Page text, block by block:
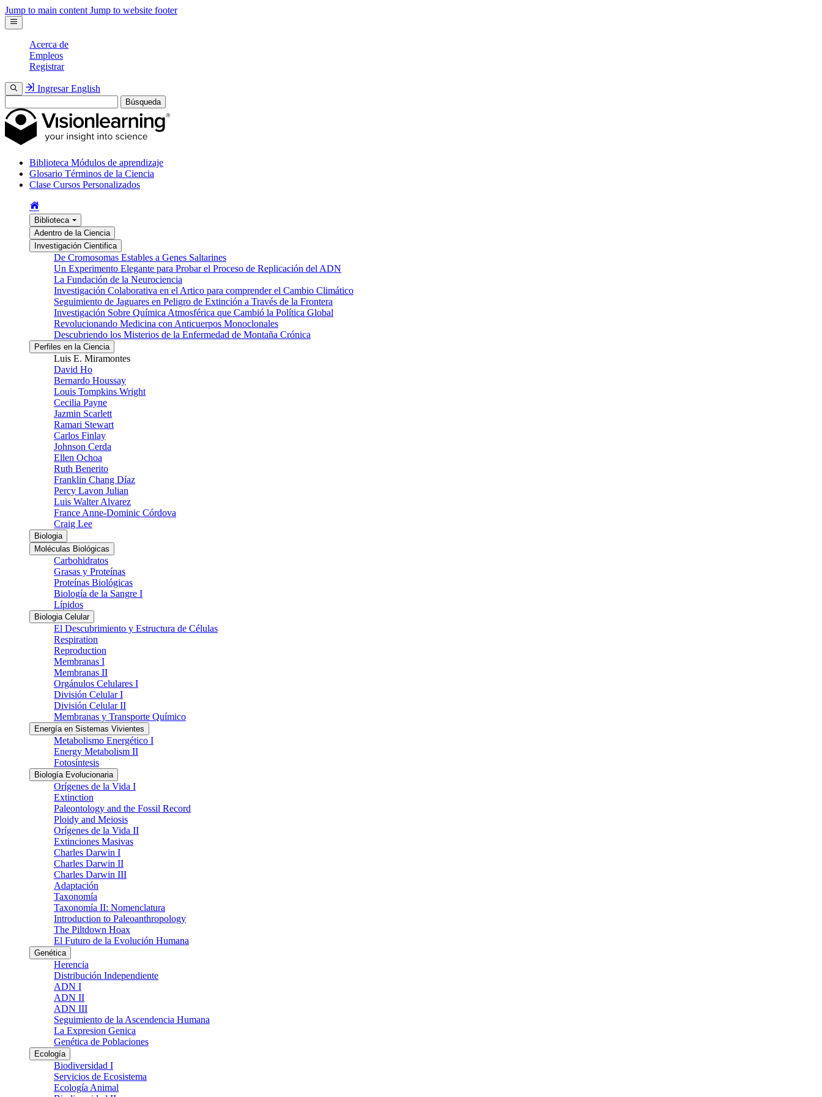
Jump to main content Jump to website footer
Acerca de
Empleos
Registrar
Ingresar English
Búsqueda
Biblioteca Módulos de aprendizaje
Glosario Términos de la Ciencia
Clase Cursos Personalizados
Biblioteca
Adentro de la Ciencia
Investigación Cientifica
De Cromosomas Estables a Genes Saltarines
Un Experimento Elegante para Probar el Proceso de Replicación del ADN
La Fundación de la Neurociencia
Investigación Colaborativa en el Artico para comprender el Cambio Climático
Seguimiento de Jaguares en Peligro de Extinción a Través de la Frontera
Investigación Sobre Química Atmosférica que Cambió la Política Global
Revolucionando Medicina con Anticuerpos Monoclonales
Descubriendo los Misterios de la Enfermedad de Montaña Crónica
Perfiles en la Ciencia
Luis E. Miramontes
David Ho
Bernardo Houssay
Louis Tompkins Wright
Cecilia Payne
Jazmin Scarlett
Ramari Stewart
Carlos Finlay
Johnson Cerda
Ellen Ochoa
Ruth Benerito
Franklin Chang Díaz
Percy Lavon Julian
Luis Walter Alvarez
France Anne-Dominic Córdova
Craig Lee
Biologia
Moléculas Biológicas
Carbohidratos
Grasas y Proteínas
Proteínas Biológicas
Biología de la Sangre I
Lípidos
Biologia Celular
El Descubrimiento y Estructura de Células
Respiration
Reproduction
Membranas I
Membranas II
Orgánulos Celulares I
División Celular I
División Celular II
Membranas y Transporte Químico
Energía en Sistemas Vivientes
Metabolismo Energético I
Energy Metabolism II
Fotosíntesis
Biología Evolucionaria
Orígenes de la Vida I
Extinction
Paleontology and the Fossil Record
Ploidy and Meiosis
Orígenes de la Vida II
Extinciones Masivas
Charles Darwin I
Charles Darwin II
Charles Darwin III
Adaptación
Taxonomía
Taxonomía II: Nomenclatura
Introduction to Paleoanthropology
The Piltdown Hoax
El Futuro de la Evolución Humana
Genética
Herencia
Distribución Independiente
ADN I
ADN II
ADN III
Seguimiento de la Ascendencia Humana
La Expresion Genica
Genética de Poblaciones
Ecología
Biodiversidad I
Servicios de Ecosistema
Ecología Animal